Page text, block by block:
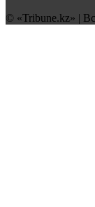
© «Tribune.kz» |